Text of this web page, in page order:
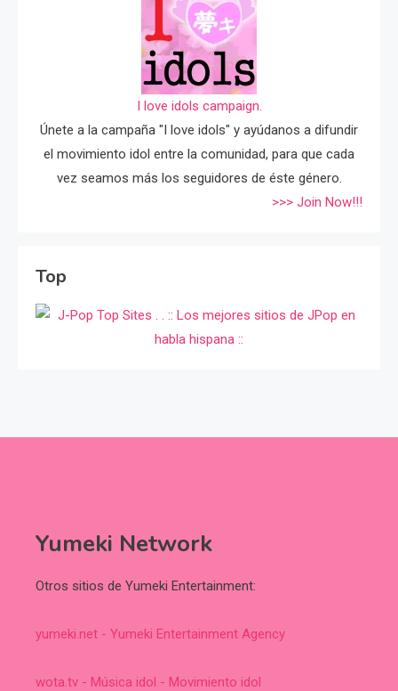
I love idols campaign.
Únete a la campaña "I love idols" y ayúdanos a difundir
el movimiento idol entre la comunidad, para que cada
vez seamos más los seguidores de éste género.
>>> Join Now!!!
Top
Yumeki Network
Otros sitios de Yumeki Entertainment:
yumeki.net - Yumeki Entertainment Agency
wota.tv - Música idol - Movimiento idol